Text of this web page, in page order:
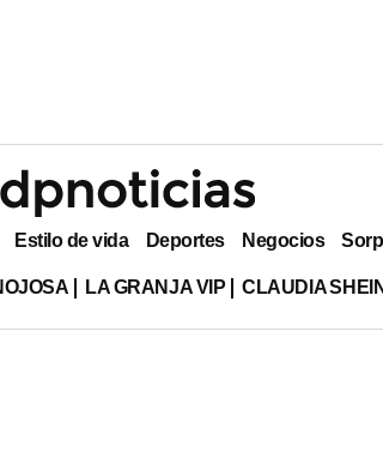
Estilo de vida Deportes Negocios
LA GRANJA VIP CLAUDIA